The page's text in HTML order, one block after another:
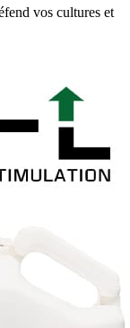
vos cultures et